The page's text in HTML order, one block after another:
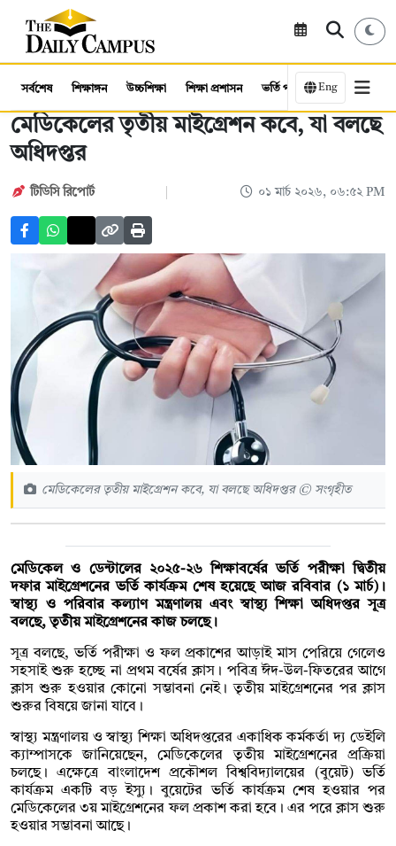
সর্বশেষ শিক্ষাঙ্গন উচ্চশিক্ষা শিক্ষা প্রশাসন ভর্তি পরীক্ষা কর্মসংস্থান
Eng
মেডিকেলের তৃতীয় মাইগ্রেশন কবে, যা বলছে
অধিদপ্তর
টিডিসি রিপোর্ট ০১ মার্চ ২০২৬, ০৬:৫২ PM
মেডিকেলের তৃতীয় মাইগ্রেশন কবে, যা বলছে অধিদপ্তর © সংগৃহীত
মেডিকেল ও ডেন্টালের ২০২৫-২৬ শিক্ষাবর্ষের ভর্তি পরীক্ষা দ্বিতীয়
দফার মাইগ্রেশনের ভর্তি কার্যক্রম শেষ হয়েছে আজ রবিবার (১ মার্চ)।
স্বাস্থ্য ও পরিবার কল্যাণ মন্ত্রণালয় এবং স্বাস্থ্য শিক্ষা অধিদপ্তর সূত্র
বলছে, তৃতীয় মাইগ্রেশনের কাজ চলছে।
সূত্র বলছে, ভর্তি পরীক্ষা ও ফল প্রকাশের আড়াই মাস পেরিয়ে গেলেও
সহসাই শুরু হচ্ছে না প্রথম বর্ষের ক্লাস। পবিত্র ঈদ-উল-ফিতরের আগে
ক্লাস শুরু হওয়ার কোনো সম্ভাবনা নেই। তৃতীয় মাইগ্রেশনের পর ক্লাস
শুরুর বিষয়ে জানা যাবে।
স্বাস্থ্য মন্ত্রণালয় ও স্বাস্থ্য শিক্ষা অধিদপ্তরের একাধিক কর্মকর্তা দ্য ডেইলি
ক্যাম্পাসকে জানিয়েছেন, মেডিকেলের তৃতীয় মাইগ্রেশনের প্রক্রিয়া
চলছে। এক্ষেত্রে বাংলাদেশ প্রকৌশল বিশ্ববিদ্যালয়ের (বুয়েট) ভর্তি
কার্যক্রম একটি বড় ইস্যু। বুয়েটের ভর্তি কার্যক্রম শেষ হওয়ার পর
মেডিকেলের ৩য় মাইগ্রেশনের ফল প্রকাশ করা হবে। এর পরে ক্লাস শুরু
হওয়ার সম্ভাবনা আছে।